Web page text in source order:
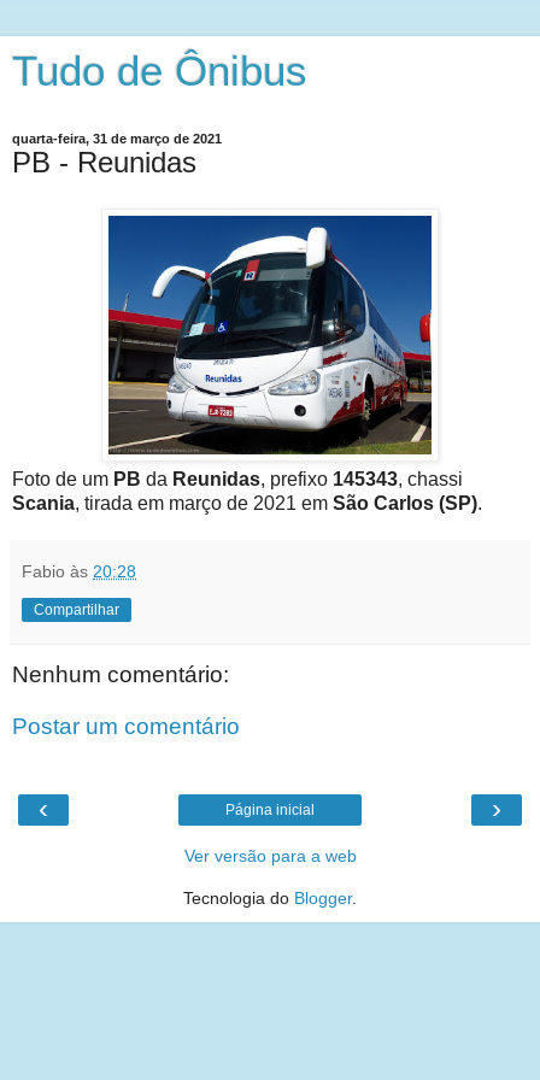
Tudo de Ônibus
quarta-feira, 31 de março de 2021
PB - Reunidas
Foto de um PB da Reunidas, prefixo 145343, chassi
Scania, tirada em março de 2021 em São Carlos (SP).
Fabio às 20:28
Compartilhar
Nenhum comentário:
Postar um comentário
‹ ›
Página inicial
Ver versão para a web
Tecnologia do Blogger.